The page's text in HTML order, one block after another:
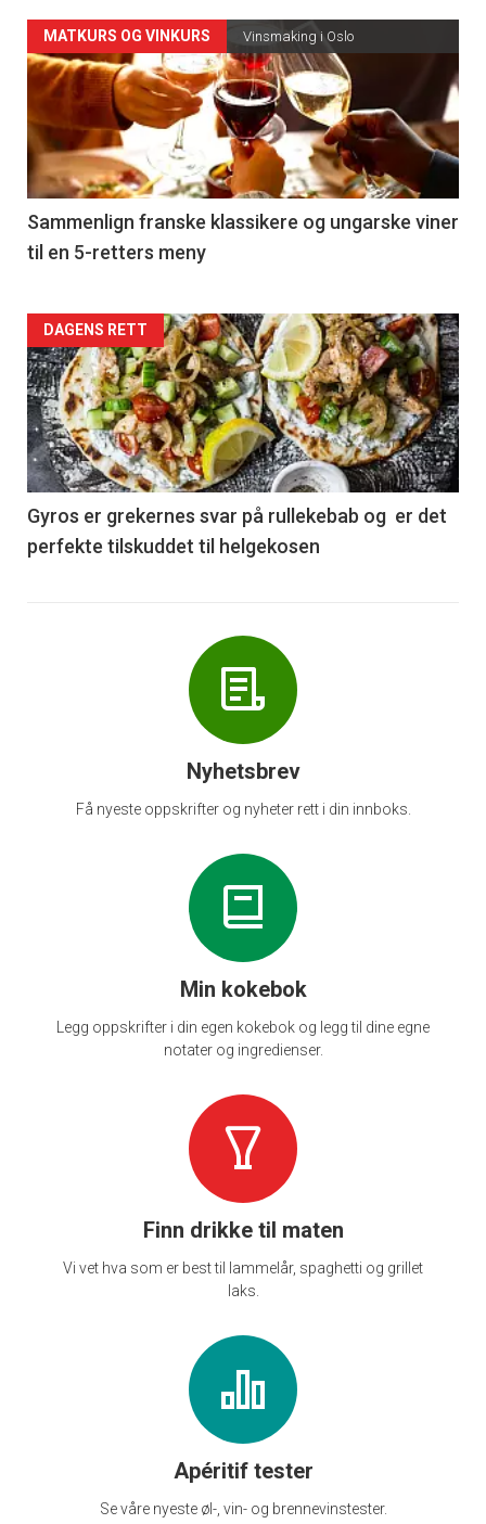
Forsiden
akkurat
nå
-
5
MATKURS OG VINKURS Vinsmaking i Oslo
Sammenlign franske klassikere og ungarske viner
til en 5-retters meny
Forsiden
akkurat
nå
-
6
DAGENS RETT
Gyros er grekernes svar på rullekebab og er det
perfekte tilskuddet til helgekosen
Nyhetsbrev
Få nyeste oppskrifter og nyheter rett i din innboks.
Min kokebok
Legg oppskrifter i din egen kokebok og legg til dine egne
notater og ingredienser.
Finn drikke til maten
Vi vet hva som er best til lammelår, spaghetti og grillet
laks.
Apéritif tester
Se våre nyeste øl-, vin- og brennevinstester.